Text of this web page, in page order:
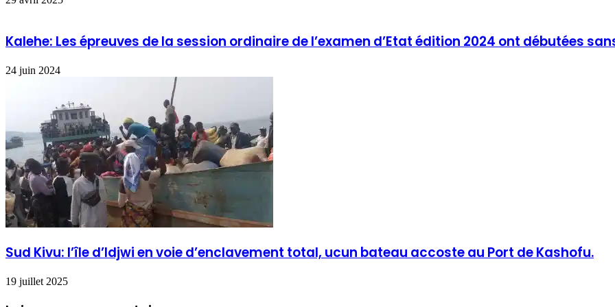
Kalehe: Les épreuves de la session ordinaire de l’examen d’Etat édition 2024 ont débutées
24 juin 2024
Sud Kivu: l’île d’Idjwi en voie d’enclavement total, ucun bateau accoste au Port de Kashofu.
19 juillet 2025